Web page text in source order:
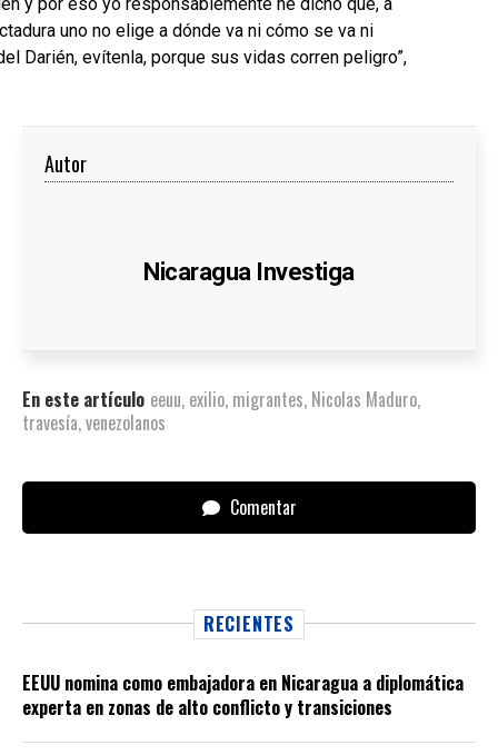
uno no elige a dónde va ni cómo se va ni
Darién, evítenla, porque sus vidas corren peligro”,
Autor
Nicaragua Investiga
En este artículo eeuu, exilio, migrantes, Nicolas Maduro,
travesía,venezolanos
Comentar
RECIENTES
EEUU nomina como embajadora en Nicaragua a diplomática
experta en zonas de alto conflicto y transiciones